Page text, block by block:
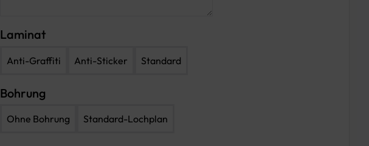
Laminat
Anti-Graffiti Anti-Sticker Standard
Bohrung
Ohne Bohrung Standard-Lochplan